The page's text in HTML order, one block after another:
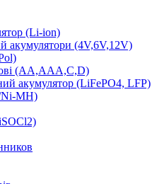
(Li-ion)
акумулятори (4V,6V,12V)
(AA,AAA,C,D)
акумулятор (LiFePO4, LFP)
Ni-MH)